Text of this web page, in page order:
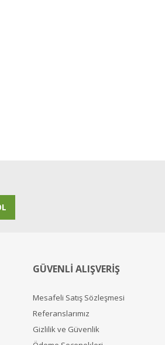
GÜVENLİ ALIŞVERİŞ
Mesafeli Satış Sözleşmesi
Referanslarımız
Gizlilik ve Güvenlik